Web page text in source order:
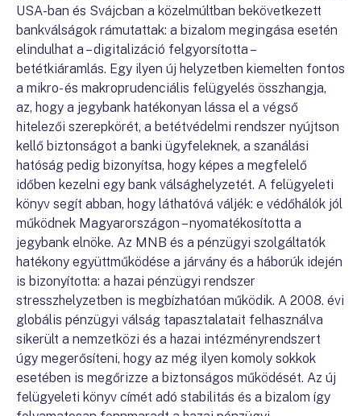
USA-ban és Svájcban a közelmúltban bekövetkezett
bankválságok rámutattak: a bizalom megingása esetén
elindulhat a – digitalizáció felgyorsította –
betétkiáramlás. Egy ilyen új helyzetben kiemelten fontos
a mikro- és makroprudenciális felügyelés összhangja,
az, hogy a jegybank hatékonyan lássa el a végső
hitelezői szerepkörét, a betétvédelmi rendszer nyújtson
kellő biztonságot a banki ügyfeleknek, a szanálási
hatóság pedig bizonyítsa, hogy képes a megfelelő
időben kezelni egy bank válsághelyzetét. A felügyeleti
könyv segít abban, hogy láthatóvá váljék: e védőhálók jól
működnek Magyarországon – nyomatékosította a
jegybank elnöke. Az MNB és a pénzügyi szolgáltatók
hatékony együttműködése a járvány és a háborúk idején
is bizonyította: a hazai pénzügyi rendszer
stresszhelyzetben is megbízhatóan működik. A 2008. évi
globális pénzügyi válság tapasztalatait felhasználva
sikerült a nemzetközi és a hazai intézményrendszert
úgy megerősíteni, hogy az még ilyen komoly sokkok
esetében is megőrizze a biztonságos működését. Az új
felügyeleti könyv címét adó stabilitás és a bizalom így